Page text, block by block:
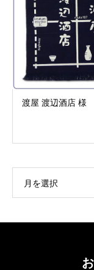
渡屋 渡辺酒店 様
月を選択